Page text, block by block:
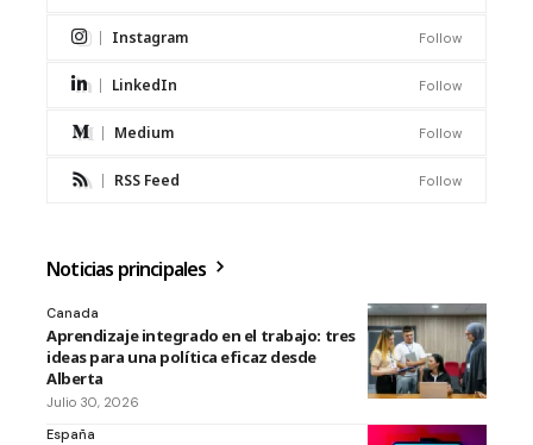
Instagram Follow
LinkedIn Follow
Medium Follow
RSS Feed Follow
Noticias principales
Canada
Aprendizaje integrado en el trabajo: tres
ideas para una política eficaz desde
Alberta
Julio 30, 2026
España